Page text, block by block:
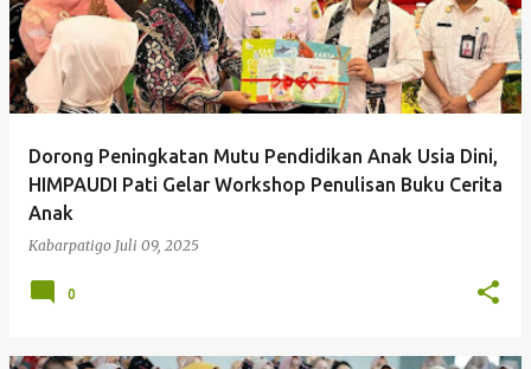
Dorong Peningkatan Mutu Pendidikan Anak Usia Dini,
HIMPAUDI Pati Gelar Workshop Penulisan Buku Cerita
Anak
Kabarpatigo Juli 09, 2025
0